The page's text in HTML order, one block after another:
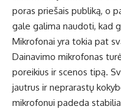
poras priešais publiką, o
gale galima naudoti, kad
Mikrofonai yra tokia pat
Dainavimo mikrofonas
poreikius ir scenos tipą.
jautrus ir neprarastų
mikrofonui padeda